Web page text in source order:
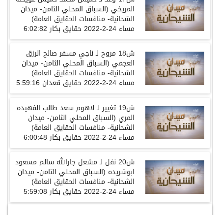
المريخي (السباق المحلي الثامن- ميدان
الشحانية- منافسات الحقايق العامة)
مساء 24-2-2022 حقايق بكار 6:02:82
ش18 مروح لـ ناجي مسفر صالح الرزق
العجمي (السباق المحلي الثامن- ميدان
الشحانية- منافسات الحقايق العامة)
مساء 24-2-2022 حقايق قعدان 5:59:16
ش19 تغيير لـ لاهوم سعد طالب الفهيده
المري (السباق المحلي الثامن- ميدان
الشحانية- منافسات الحقايق العامة)
مساء 24-2-2022 حقايق بكار 6:00:48
ش20 نفل لـ مشعل جارالله سالم مسعود
ابوشريده (السباق المحلي الثامن- ميدان
الشحانية- منافسات الحقايق العامة)
مساء 24-2-2022 حقايق بكار 5:59:08